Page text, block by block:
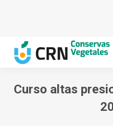
Curso altas